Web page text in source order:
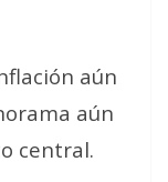
aún
aún
central.